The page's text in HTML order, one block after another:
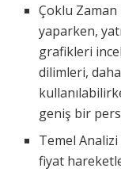
Çoklu
yaparken,
grafikleri
dilimleri,
geniş bir
Temel
fiyat